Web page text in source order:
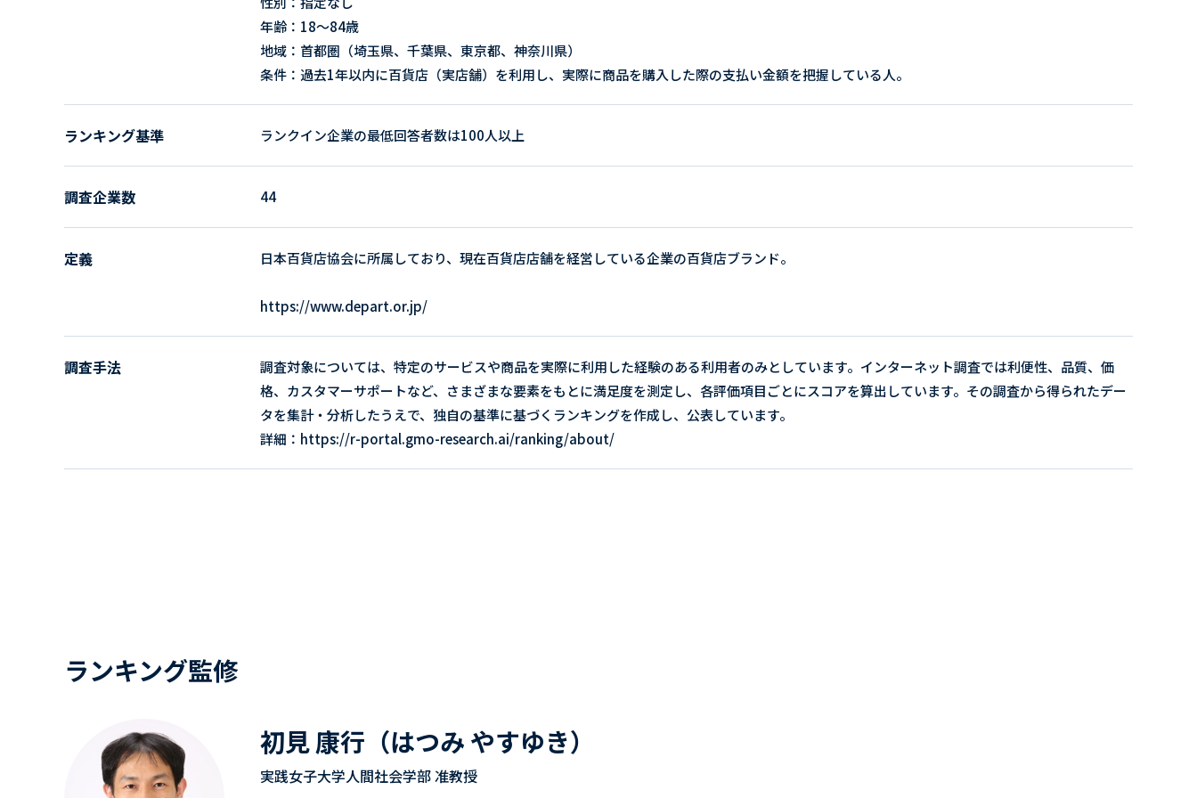
年齢：18～84歳
地域：首都圏（埼玉県、千葉県、東京都、神奈川県）
条件：過去1年以内に百貨店（実店舗）を利用し、実際に商品を購入した際の支払い金額を把握している人。
ランキング基準 ランクイン企業の最低回答者数は100人以上
調査企業数 44
定義 日本百貨店協会に所属しており、現在百貨店店舗を経営している企業の百貨店ブランド。
https://www.depart.or.jp/
調査手法
調査対象については、特定のサービスや商品を実際に利用した経験のある利用者のみとしています。インターネット調査では利便性、品質、価
格、カスタマーサポートなど、さまざまな要素をもとに満足度を測定し、各評価項目ごとにスコアを算出しています。その調査から得られたデー
タを集計・分析したうえで、独自の基準に基づくランキングを作成し、公表しています。
詳細：https://r-portal.gmo-research.ai/ranking/about/
ランキング監修
初見 康行（はつみ やすゆき）
実践女子大学人間社会学部 准教授